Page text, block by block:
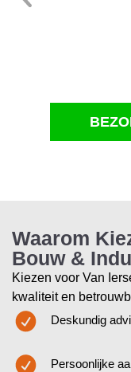
Waarom
Bouw &
Kiezen voor Van
kwaliteit en
Deskundig
Persoonlijke